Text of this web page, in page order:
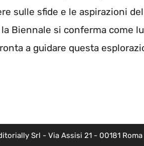
sulle sfide e le aspirazioni
Biennale si conferma come
a guidare questa
Srl - Via Assisi 21 - 00181